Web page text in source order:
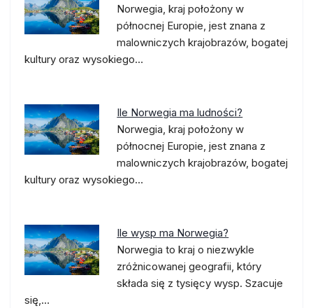
Norwegia, kraj położony w
północnej Europie, jest znana z
malowniczych krajobrazów, bogatej
kultury oraz wysokiego…
Ile Norwegia ma ludności?
Norwegia, kraj położony w
północnej Europie, jest znana z
malowniczych krajobrazów, bogatej
kultury oraz wysokiego…
Ile wysp ma Norwegia?
Norwegia to kraj o niezwykle
zróżnicowanej geografii, który
składa się z tysięcy wysp. Szacuje
się,…